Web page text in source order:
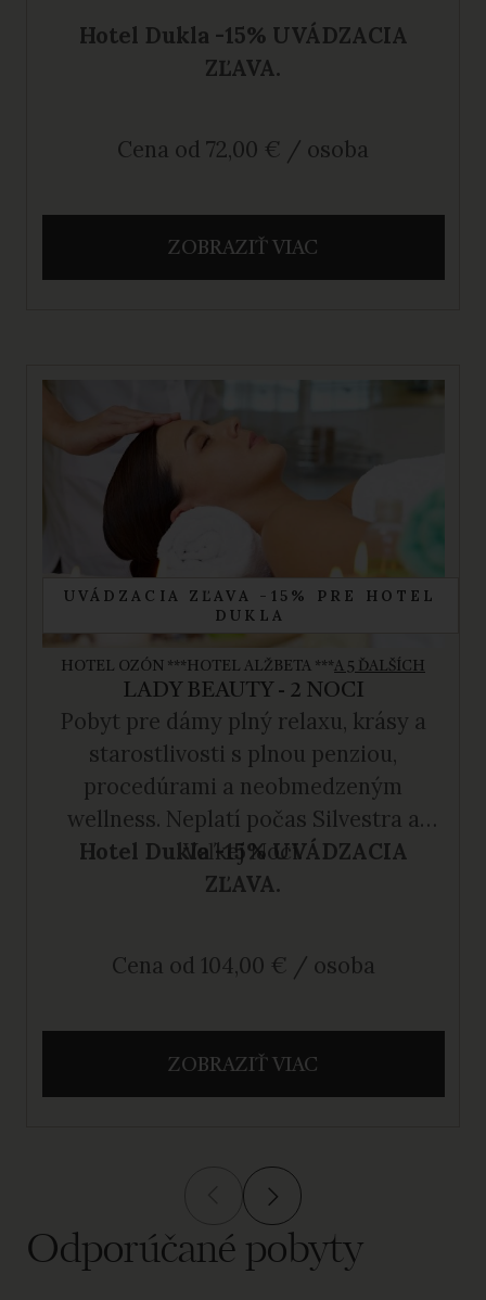
Hotel Dukla -15% UVÁDZACIA
ZĽAVA.
Cena od 72,00 € / osoba
ZOBRAZIŤ VIAC
UVÁDZACIA ZĽAVA -15% PRE HOTEL
DUKLA
HOTEL OZÓN ***HOTEL ALŽBETA ***A 5 ĎALŠÍCH
LADY BEAUTY - 2 NOCI
Pobyt pre dámy plný relaxu, krásy a
starostlivosti s plnou penziou,
procedúrami a neobmedzeným
wellness. Neplatí počas Silvestra a
Veľkej Noci.
Hotel Dukla -15% UVÁDZACIA
ZĽAVA.
Cena od 104,00 € / osoba
ZOBRAZIŤ VIAC
Odporúčané pobyty